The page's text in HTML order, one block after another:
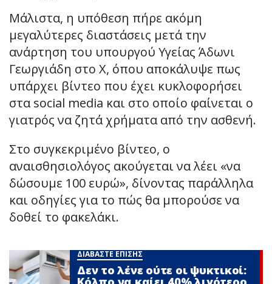
Μάλιστα, η υπόθεση πήρε ακόμη
μεγαλύτερες διαστάσεις μετά την
ανάρτηση του υπουργού Υγείας Άδωνι
Γεωργιάδη στο Χ, όπου αποκάλυψε πως
υπάρχει βίντεο που έχει κυκλοφορήσει
στα social media και στο οποίο φαίνεται ο
γιατρός να ζητά χρήματα από την ασθενή.
Στο συγκεκριμένο βίντεο, ο
αναισθησιολόγος ακούγεται να λέει «να
δώσουμε 100 ευρώ», δίνοντας παράλληλα
και οδηγίες για το πώς θα μπορούσε να
δοθεί το φακελάκι.
ΔΙΑΒΑΣΤΕ ΕΠΙΣΗΣ
Δεν το λένε ούτε οι ψυκτικοί: